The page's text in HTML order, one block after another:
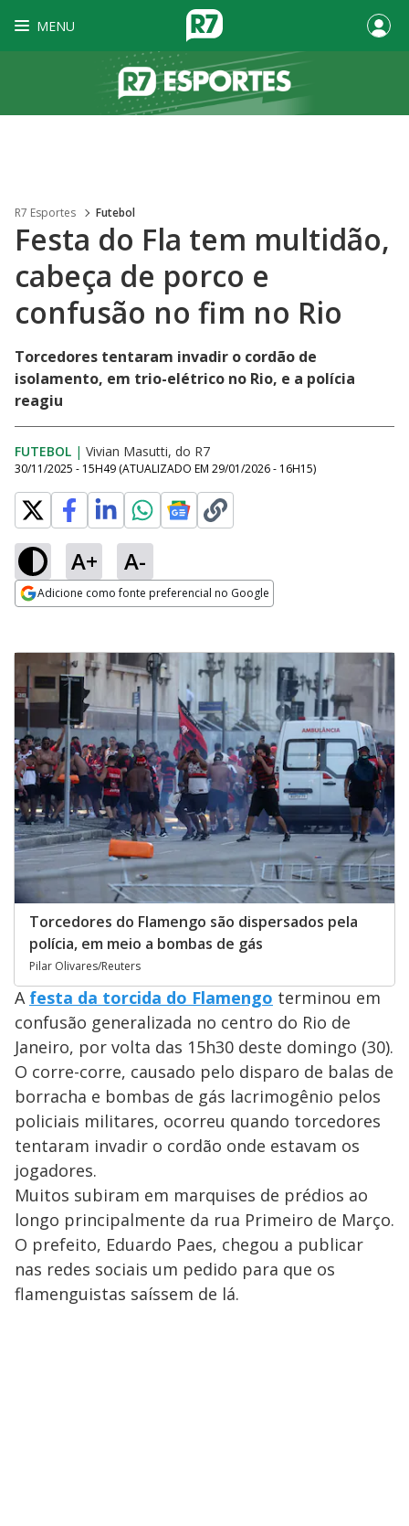
MENU
R7 Esportes Futebol
Festa do Fla tem multidão,
cabeça de porco e
confusão no fim no Rio
Torcedores tentaram invadir o cordão de
isolamento, em trio-elétrico no Rio, e a polícia
reagiu
FUTEBOL | Vivian Masutti, do R7
30/11/2025 - 15H49 (ATUALIZADO EM 29/01/2026 - 16H15)
A+ A-
Adicione como fonte preferencial no Google
Torcedores do Flamengo são dispersados pela
polícia, em meio a bombas de gás
Pilar Olivares/Reuters
A festa da torcida do Flamengo terminou em
confusão generalizada no centro do Rio de
Janeiro, por volta das 15h30 deste domingo (30).
O corre-corre, causado pelo disparo de balas de
borracha e bombas de gás lacrimogênio pelos
policiais militares, ocorreu quando torcedores
tentaram invadir o cordão onde estavam os
jogadores.
Muitos subiram em marquises de prédios ao
longo principalmente da rua Primeiro de Março.
O prefeito, Eduardo Paes, chegou a publicar
nas redes sociais um pedido para que os
flamenguistas saíssem de lá.